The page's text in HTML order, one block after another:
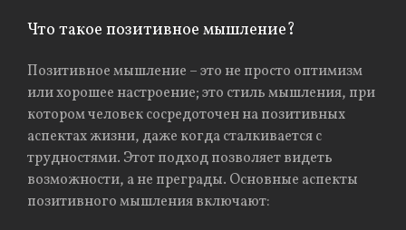
Что такое позитивное мышление?
Позитивное мышление – это не просто оптимизм
или хорошее настроение; это стиль мышления, при
котором человек сосредоточен на позитивных
аспектах жизни, даже когда сталкивается с
трудностями. Этот подход позволяет видеть
возможности, а не преграды. Основные аспекты
позитивного мышления включают: